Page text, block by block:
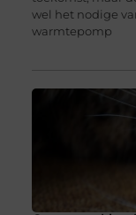
wel het nodige
warmtepomp